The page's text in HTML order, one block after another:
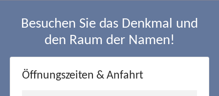
Besuchen Sie das Denkmal und
den Raum der Namen!
Öffnungszeiten & Anfahrt